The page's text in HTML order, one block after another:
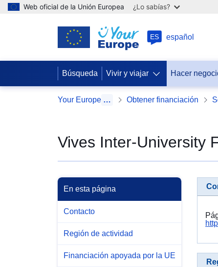
Web oficial de la Unión Europea ¿Lo sabías?
ES español
Búsqueda Vivir y viajar Hacer
Your Europe … Obtener financiación
Vives Inter-University
En esta página
Contacto
Región de actividad
Financiación apoyada por la UE